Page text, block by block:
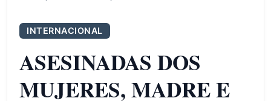
INTERNACIONAL
ASESINADAS DOS
MUJERES, MADRE E